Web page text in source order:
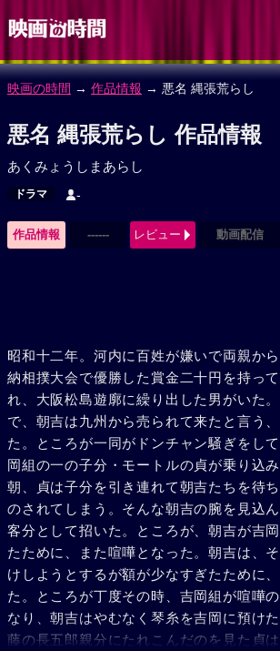
映画の時間 → 作品情報 → 悪名 縄張荒らし
悪名 縄張荒らし 作品情報
あくみょうしまあらし
ドラマ -
作品情報 ------ レビュー 動画配信
昭和十二年。河内に百姓が嫌いで両親か
納相撲大会で優勝した賞金二十円を持っ
れ、大阪松島遊廓に繰り出した男がいた
で、朝吉は九州から売られて来たと言う
た。ところが一同がドンチャン騒ぎをし
岡組の一の子分・モートルの貞が乗り込
朝、貞は子分を引き連れて朝吉たちを待
のされてしまう。そんな朝吉の腕を見込ん
客分として招いた。ところが、朝吉が吉
たために、また喧嘩となった。朝吉は、
けしようとするが額が少なすぎたために
た。ところが丁度その時、吉岡組が喧嘩
なり、朝吉はやむなく琴糸を吉岡に預け
藤の長五郎親分にたれこんだのを見た貞は